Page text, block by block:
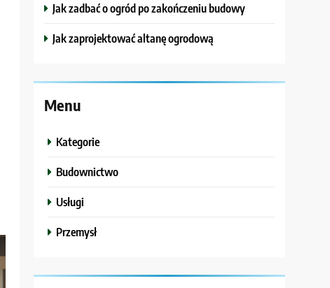
Jak zadbać o ogród po zakończeniu budowy
Jak zaprojektować altanę ogrodową
Menu
Kategorie
Budownictwo
Usługi
Przemysł